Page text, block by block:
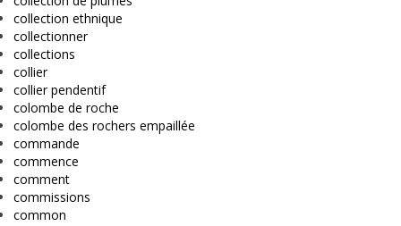
collection ethnique
collectionner
collections
collier
collier pendentif
colombe de roche
colombe des rochers empaillée
commande
commence
comment
commissions
common